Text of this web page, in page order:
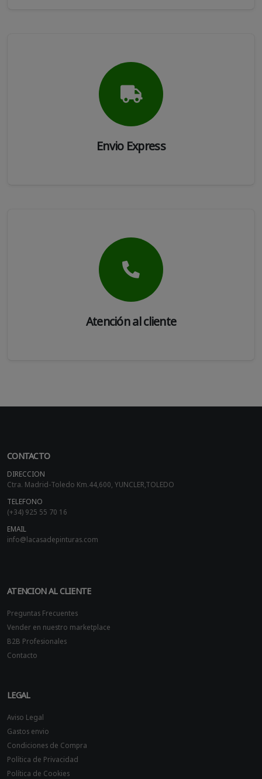
Envio Express
Atención al cliente
CONTACTO
DIRECCION
Ctra. Madrid-Toledo Km.44,600, YUNCLER,TOLEDO
TELEFONO
(+34) 925 55 70 16
EMAIL
info@lacasadepinturas.com
ATENCION AL CLIENTE
Preguntas Frecuentes
Vender en nuestro marketplace
B2B Profesionales
Contacto
LEGAL
Aviso Legal
Gastos envio
Condiciones de Compra
Política de Privacidad
Política de Cookies